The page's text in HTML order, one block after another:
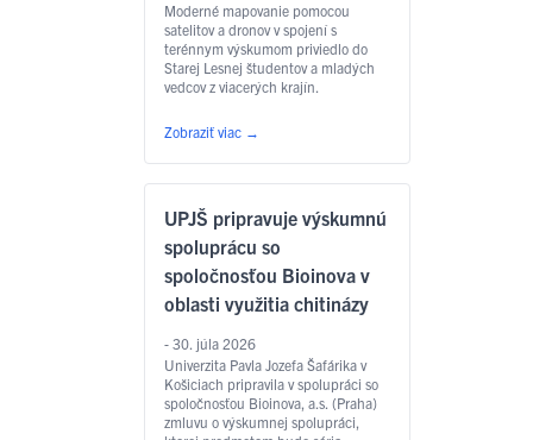
Moderné mapovanie pomocou
satelitov a dronov v spojení s
terénnym výskumom priviedlo do
Starej Lesnej študentov a mladých
vedcov z viacerých krajín.
2026 ukázala ako sa na UPJŠ
prepájajú geografia, geoinformatika
a diaľkový prieskum Zeme s
praktickou výučbou a
Zobraziť viac →
UPJŠ pripravuje výskumnú
spoluprácu so
spoločnosťou Bioinova v
oblasti využitia chitinázy
- 30. júla 2026
Univerzita Pavla Jozefa Šafárika v
Košiciach pripravila v spolupráci so
spoločnosťou Bioinova, a.s. (Praha)
zmluvu o výskumnej spolupráci,